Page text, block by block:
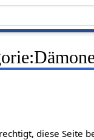
diese Seite